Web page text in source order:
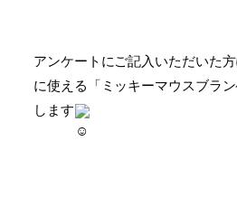
アンケートにご記入いただいた
に使える「ミッキーマウスブラ
します